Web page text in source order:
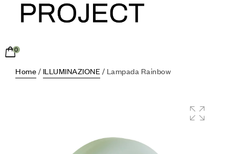
0
Home / ILLUMINAZIONE / Lampada Rainbow